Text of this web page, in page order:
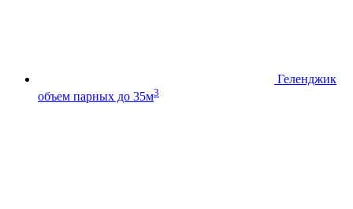
Геленджик
объем парных до 35м3